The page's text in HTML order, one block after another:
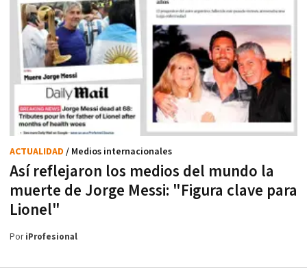
Así reflejaron los medios del mundo la
muerte de Jorge Messi: "Figura clave para
Lionel"
ACTUALIDAD / Medios internacionales
PoriProfesional